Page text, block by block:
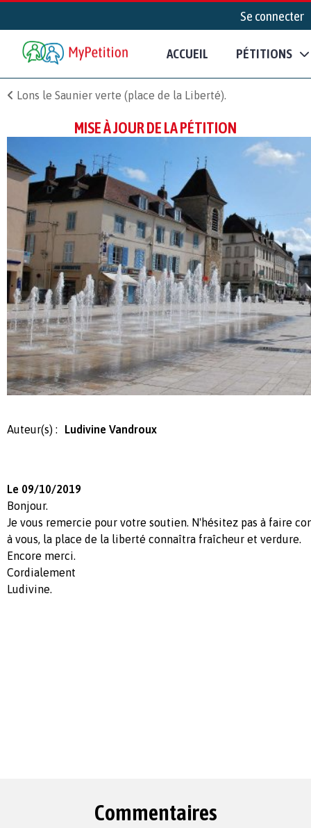
Se connecter
ACCUEIL PÉTITIONS
Lons le Saunier verte (place de la Liberté).
MISE À JOUR DE LA PÉTITION
Auteur(s) : Ludivine Vandroux
Le 09/10/2019
Bonjour.
Je vous remercie pour votre soutien. N'hésitez pas à faire
à vous, la place de la liberté connaîtra fraîcheur et verdure.
Encore merci.
Cordialement
Ludivine.
Commentaires